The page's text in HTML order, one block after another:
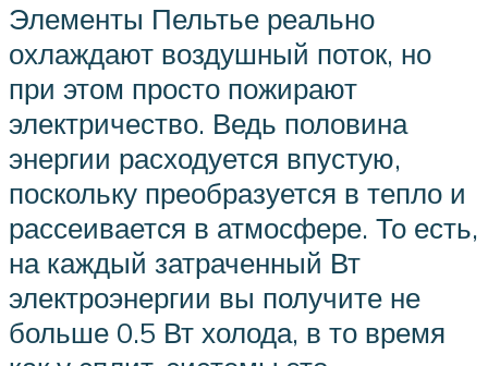
Элементы Пельтье реально
охлаждают воздушный поток, но
при этом просто пожирают
электричество. Ведь половина
энергии расходуется впустую,
поскольку преобразуется в тепло и
рассеивается в атмосфере. То есть,
на каждый затраченный Вт
электроэнергии вы получите не
больше 0.5 Вт холода, в то время